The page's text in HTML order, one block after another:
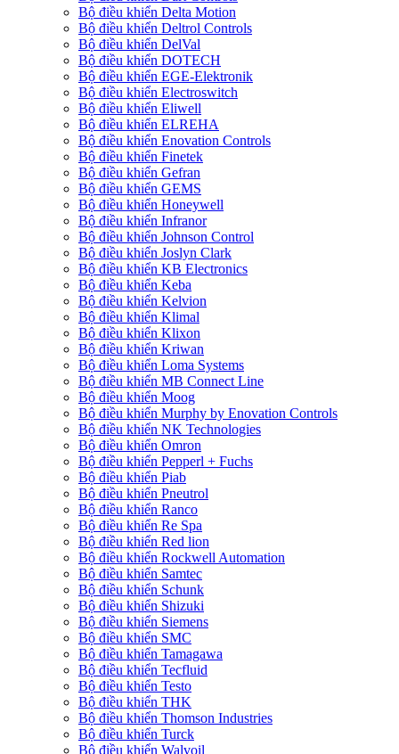
Bộ điều khiển Delta Motion
Bộ điều khiển Deltrol Controls
Bộ điều khiển DelVal
Bộ điều khiển DOTECH
Bộ điều khiển EGE-Elektronik
Bộ điều khiển Electroswitch
Bộ điều khiển Eliwell
Bộ điều khiển ELREHA
Bộ điều khiển Enovation Controls
Bộ điều khiển Finetek
Bộ điều khiển Gefran
Bộ điều khiển GEMS
Bộ điều khiển Honeywell
Bộ điều khiển Infranor
Bộ điều khiển Johnson Control
Bộ điều khiển Joslyn Clark
Bộ điều khiển KB Electronics
Bộ điều khiển Keba
Bộ điều khiển Kelvion
Bộ điều khiển Klimal
Bộ điều khiển Klixon
Bộ điều khiển Kriwan
Bộ điều khiển Loma Systems
Bộ điều khiển MB Connect Line
Bộ điều khiển Moog
Bộ điều khiển Murphy by Enovation Controls
Bộ điều khiển NK Technologies
Bộ điều khiển Omron
Bộ điều khiển Pepperl + Fuchs
Bộ điều khiển Piab
Bộ điều khiển Pneutrol
Bộ điều khiển Ranco
Bộ điều khiển Re Spa
Bộ điều khiển Red lion
Bộ điều khiển Rockwell Automation
Bộ điều khiển Samtec
Bộ điều khiển Schunk
Bộ điều khiển Shizuki
Bộ điều khiển Siemens
Bộ điều khiển SMC
Bộ điều khiển Tamagawa
Bộ điều khiển Tecfluid
Bộ điều khiển Testo
Bộ điều khiển THK
Bộ điều khiển Thomson Industries
Bộ điều khiển Turck
Bộ điều khiển Walvoil